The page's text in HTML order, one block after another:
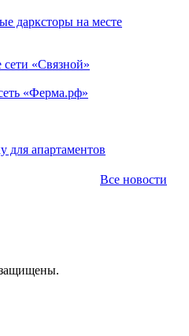
дарксторы на месте
«Связной»
«Ферма.рф»
для апартаментов
Все новости